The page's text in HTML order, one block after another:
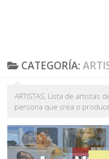
CATEGORÍA:
ARTISTAS, Lista de artistas
persona que crea o